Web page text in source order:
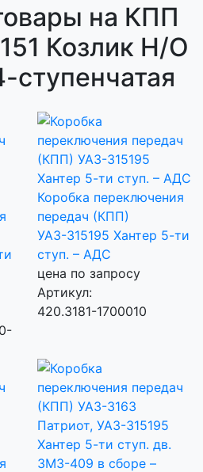
на КПП
Козлик Н/О
ступенчатая
Коробка переключения
передач (КПП)
УАЗ-315195 Хантер 5-ти
ступ. – АДС
цена по запросу
Артикул:
420.3181-1700010